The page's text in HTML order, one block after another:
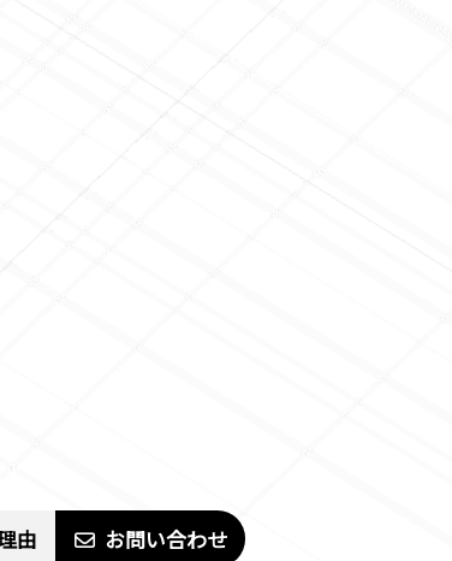
由 お問い合わせ